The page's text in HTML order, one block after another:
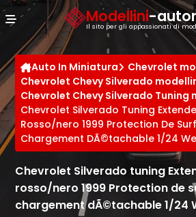
Modellini-
Il sito per gli appassionati di
Auto In Miniatura
Chevrolet
Chevrolet Chevy Silverado
Chevrolet Chevy Silverado Tuning
Chevrolet Silverado Tuning
Rosso/nero 1999 Protection De
Chargement DÃ©tachable 1/24
Chevrolet Silverado tuning
rosso/nero 1999 Protection de
chargement dÃ©tachable 1/24
Cookies management panel